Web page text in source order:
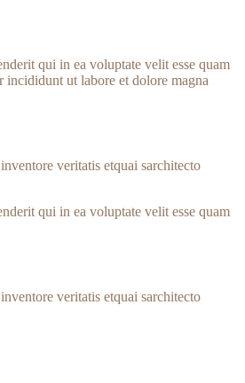
qui in ea voluptate velit esse quam
ut labore et dolore magna
veritatis etquai sarchitecto
qui in ea voluptate velit esse quam
veritatis etquai sarchitecto